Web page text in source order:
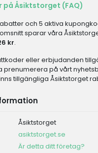
Åsiktstorget (FAQ)
och 5 aktiva
sparar våra
kr.
eller erbjudanden
prenumerera på vårt
tillgängliga Åsiktstorget
Åsiktstorget
asiktstorget.se
Är detta ditt företag?